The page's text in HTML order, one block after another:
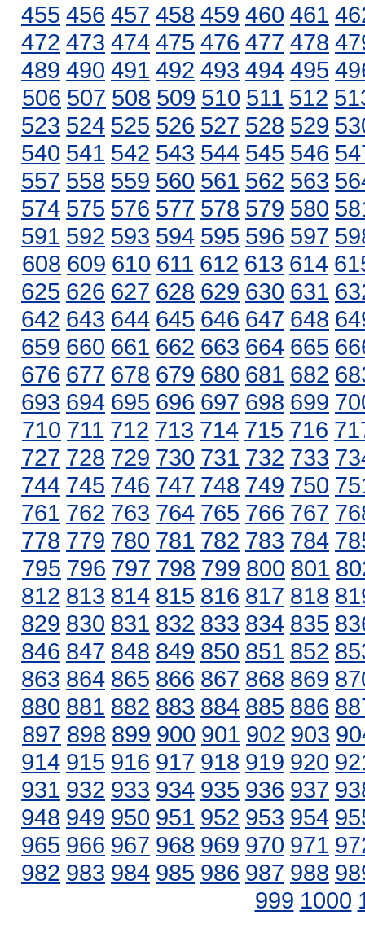
455 456 457 458 459 460 461
472 473 474 475 476 477 478
489 490 491 492 493 494 495
506 507 508 509 510 511 512
523 524 525 526 527 528 529
540 541 542 543 544 545 546
557 558 559 560 561 562 563
574 575 576 577 578 579 580
591 592 593 594 595 596 597
608 609 610 611 612 613 614
625 626 627 628 629 630 631
642 643 644 645 646 647 648
659 660 661 662 663 664 665
676 677 678 679 680 681 682
693 694 695 696 697 698 699
710 711 712 713 714 715 716
727 728 729 730 731 732 733
744 745 746 747 748 749 750
761 762 763 764 765 766 767
778 779 780 781 782 783 784
795 796 797 798 799 800 801
812 813 814 815 816 817 818
829 830 831 832 833 834 835
846 847 848 849 850 851 852
863 864 865 866 867 868 869
880 881 882 883 884 885 886
897 898 899 900 901 902 903
914 915 916 917 918 919 920
931 932 933 934 935 936 937
948 949 950 951 952 953 954
965 966 967 968 969 970 971
982 983 984 985 986 987 988
999 1000